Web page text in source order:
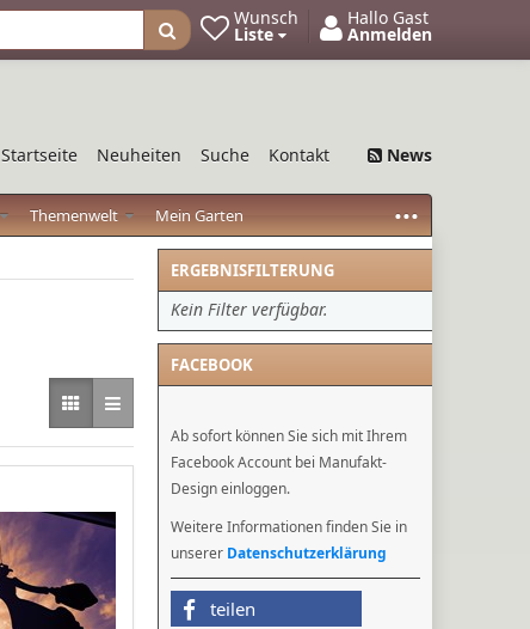
Hallo Gast
Anmelden
Wunsch
Liste
Startseite Neuheiten Suche Kontakt News
Themenwelt Mein Garten ...
ERGEBNISFILTERUNG
Kein Filter verfügbar.
FACEBOOK
Ab sofort können Sie sich mit Ihrem
Facebook Account bei Manufakt-
Design einloggen.
Weitere Informationen finden Sie in
unserer Datenschutzerklärung
teilen